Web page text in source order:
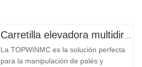
La TOPWINMC es la solución perfecta
para la manipulación de palés y